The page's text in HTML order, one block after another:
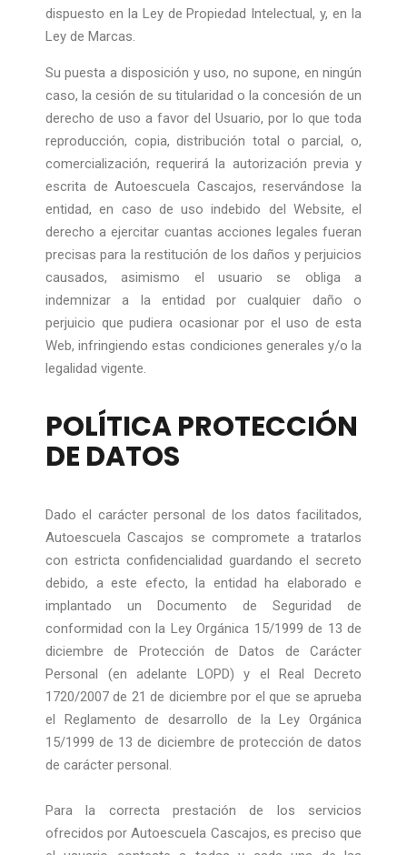
dispuesto en la Ley de Propiedad Intelectual, y, en la
Ley de Marcas.
Su puesta a disposición y uso, no supone, en ningún
caso, la cesión de su titularidad o la concesión de un
derecho de uso a favor del Usuario, por lo que toda
reproducción, copia, distribución total o parcial, o,
comercialización, requerirá la autorización previa y
escrita de Autoescuela Cascajos, reservándose la
entidad, en caso de uso indebido del Website, el
derecho a ejercitar cuantas acciones legales fueran
precisas para la restitución de los daños y perjuicios
causados, asimismo el usuario se obliga a
indemnizar a la entidad por cualquier daño o
perjuicio que pudiera ocasionar por el uso de esta
Web, infringiendo estas condiciones generales y/o la
legalidad vigente.
POLÍTICA PROTECCIÓN
DE DATOS
Dado el carácter personal de los datos facilitados,
Autoescuela Cascajos se compromete a tratarlos
con estricta confidencialidad guardando el secreto
debido, a este efecto, la entidad ha elaborado e
implantado un Documento de Seguridad de
conformidad con la Ley Orgánica 15/1999 de 13 de
diciembre de Protección de Datos de Carácter
Personal (en adelante LOPD) y el Real Decreto
1720/2007 de 21 de diciembre por el que se aprueba
el Reglamento de desarrollo de la Ley Orgánica
15/1999 de 13 de diciembre de protección de datos
de carácter personal.
Para la correcta prestación de los servicios
ofrecidos por Autoescuela Cascajos, es preciso que